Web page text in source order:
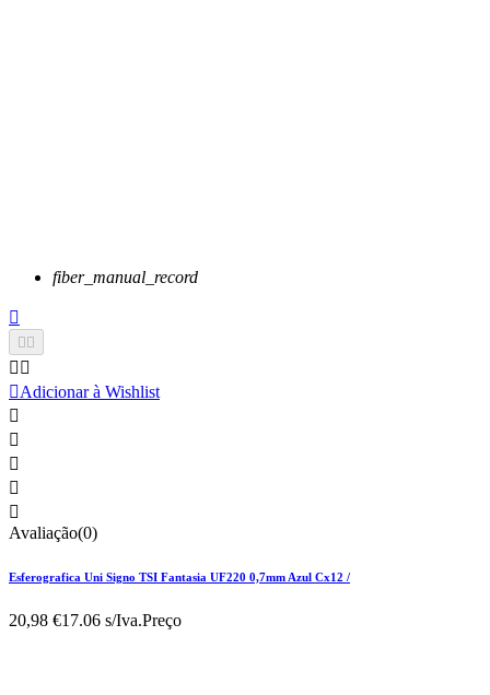
fiber_manual_record

 
 
Adicionar à Wishlist





Avaliação(0)
Esferografica Uni Signo TSI Fantasia UF220 0,7mm Azul Cx12 /
20,98 €17.06 s/Iva.Preço